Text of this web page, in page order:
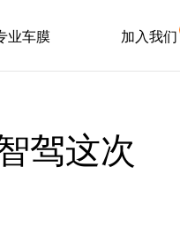
业车膜 加入我们
驾这次